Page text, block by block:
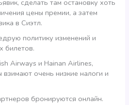
сделать там остановку хоть
цены премии, а затем
в Сиэтл.
политику изменений и
билетов.
Airways и Hainan Airlines,
очень низкие налоги и
бронируются онлайн.